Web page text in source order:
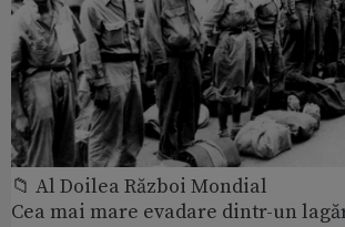
📁 Al Doilea Război Mondial
Cea mai mare evadare dintr-un